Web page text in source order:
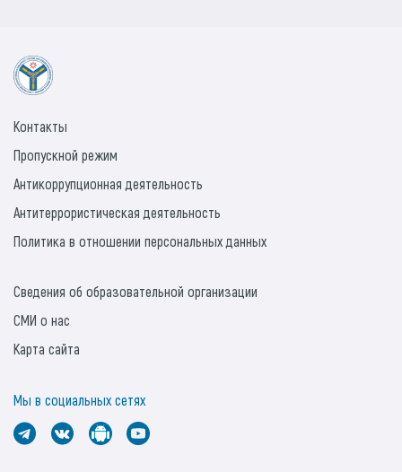
Контакты
Пропускной режим
Антикоррупционная деятельность
Антитеррористическая деятельность
Политика в отношении персональных данных
Сведения об образовательной организации
СМИ о нас
Карта сайта
Мы в социальных сетях